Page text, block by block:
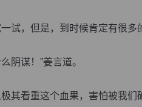
，但是，到时候肯定有很多
谋！”姜言道。
看重这个血果，害怕被我们